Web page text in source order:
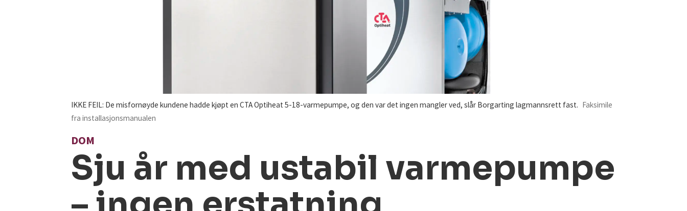
IKKE FEIL: De misfornøyde kundene hadde kjøpt en CTA Optiheat 5-18-varmepumpe, og den var det ingen mangler ved, slår Borgarting lagmannsrett fast. Faksimile
fra installasjonsmanualen
DOM
Sju år med ustabil varmepumpe